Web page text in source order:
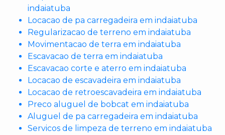
indaiatuba
Locacao de pa carregadeira em indaiatuba
Regularizacao de terreno em indaiatuba
Movimentacao de terra em indaiatuba
Escavacao de terra em indaiatuba
Escavacao corte e aterro em indaiatuba
Locacao de escavadeira em indaiatuba
Locacao de retroescavadeira em indaiatuba
Preco aluguel de bobcat em indaiatuba
Aluguel de pa carregadeira em indaiatuba
Servicos de limpeza de terreno em indaiatuba